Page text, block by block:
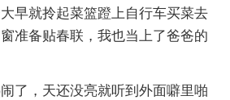
早就拎起菜篮蹬上自行车买菜去
准备贴春联，我也当上了爸爸的
了，天还没亮就听到外面噼里啪